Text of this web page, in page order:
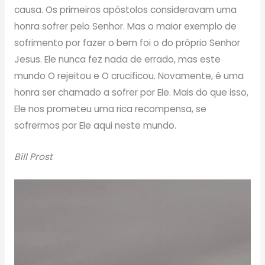
causa. Os primeiros apóstolos consideravam uma
honra sofrer pelo Senhor. Mas o maior exemplo de
sofrimento por fazer o bem foi o do próprio Senhor
Jesus. Ele nunca fez nada de errado, mas este
mundo O rejeitou e O crucificou. Novamente, é uma
honra ser chamado a sofrer por Ele. Mais do que isso,
Ele nos prometeu uma rica recompensa, se
sofrermos por Ele aqui neste mundo.
Bill Prost